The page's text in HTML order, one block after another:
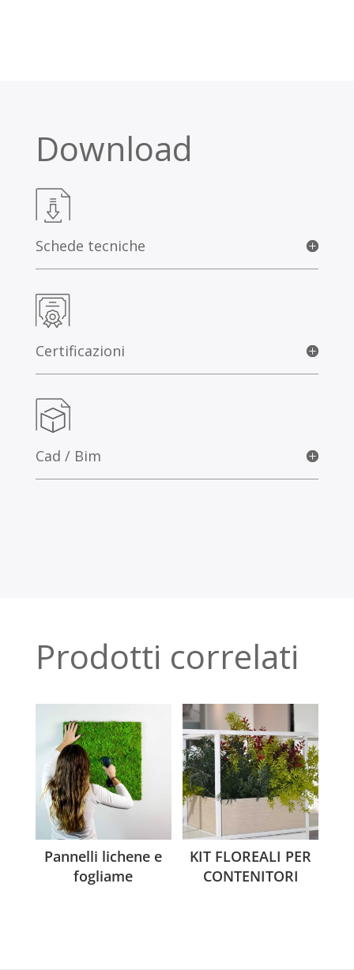
Download
Schede tecniche
Certificazioni
Cad / Bim
Prodotti correlati
Pannelli lichene e
fogliame
KIT FLOREALI PER
CONTENITORI